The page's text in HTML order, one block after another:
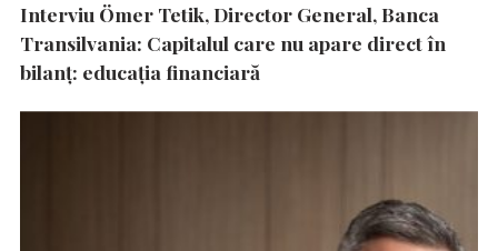
Interviu Ömer Tetik, Director General, Banca
Transilvania: Capitalul care nu apare direct în
bilanț: educația financiară